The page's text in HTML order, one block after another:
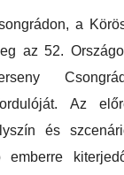
a
az 52.
Az
és